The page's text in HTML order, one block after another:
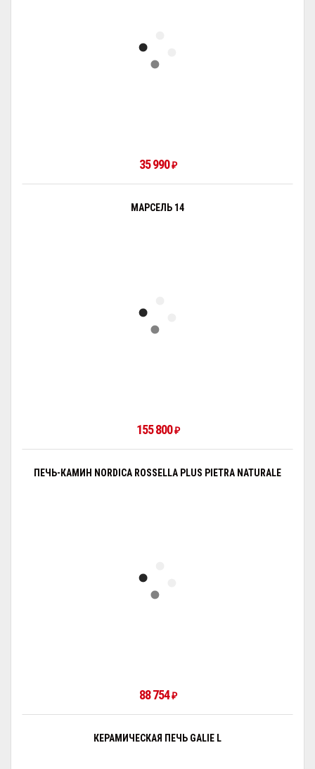
35 990₽
МАРСЕЛЬ 14
155 800₽
ПЕЧЬ-КАМИН NORDICA ROSSELLA PLUS PIETRA NATURALE
88 754₽
КЕРАМИЧЕСКАЯ ПЕЧЬ GALIE L